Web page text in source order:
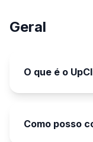
Geral
O que é o
Como posso